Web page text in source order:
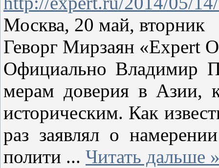
Москва, 20 май, вторник
Геворг Мирзаян «Expert
Официально Владимир
мерам доверия в Азии,
историческим. Как
раз заявлял о
полити ... Читать дальше